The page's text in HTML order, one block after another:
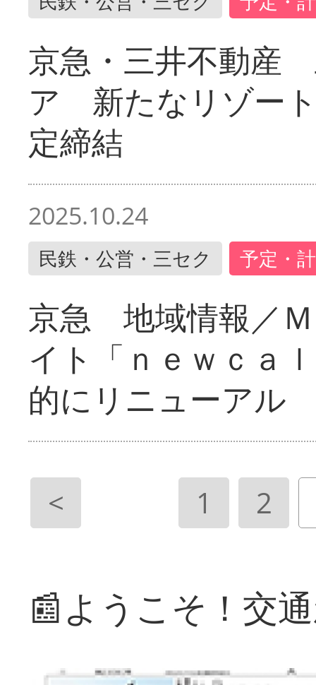
京急・三井不動産
ア 新たなリゾー
定締結
2025.10.24
民鉄・公営・三セク 予定・
京急 地域情報／
イト「ｎｅｗｃａ
的にリニューアル
< 1 2
📰ようこそ！交